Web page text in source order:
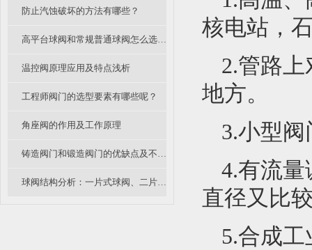
防止汽蚀破坏的方法有哪些？
高平台球阀和常规普通球阀怎么选？各有什么优缺点？
温控阀原理应用及特点浅析
工程师阀门的选型要素有哪些呢？
角座阀的作用及工作原理
铸造阀门和锻造阀门的优缺点及不同应用
球阀结构分析：一片式球阀、二片式球阀和三片式球阀的区别
核电站，
2.管路
地方。
3.小型
4.有流
直径又比
5.合成